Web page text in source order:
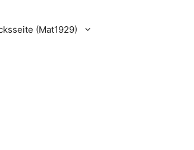
(Mat1929)